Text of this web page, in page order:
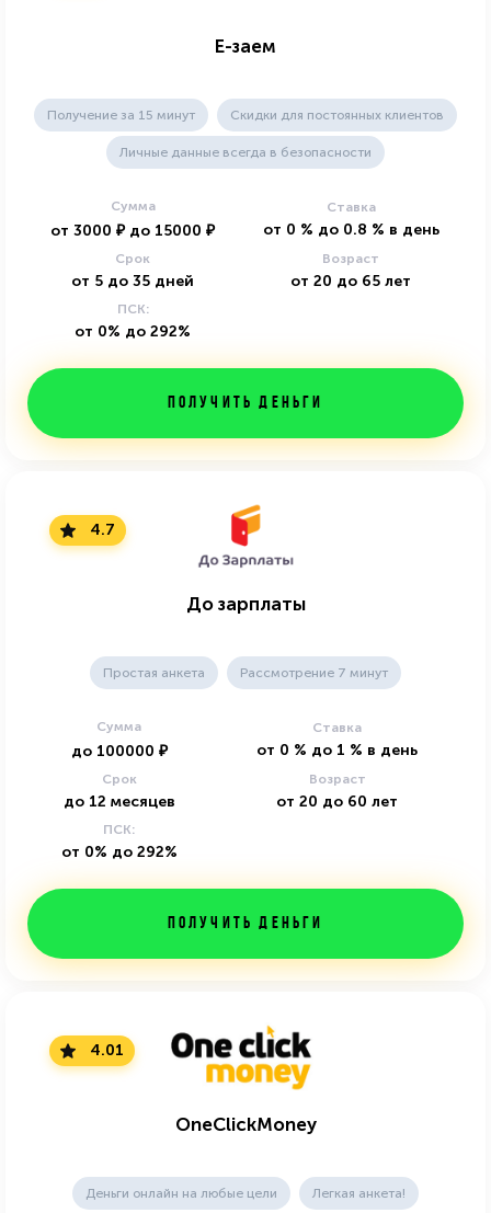
Е-заем
Получение за 15 минут Скидки для постоянных клиентов
Личные данные всегда в безопасности
Сумма
от 3000 ₽ до 15000 ₽
Ставка
от 0 % до 0.8 % в день
Срок
от 5 до 35 дней
Возраст
от 20 до 65 лет
ПСК:
от 0% до 292%
Получить деньги
4.7
До зарплаты
Простая анкета Рассмотрение 7 минут
Сумма
до 100000 ₽
Ставка
от 0 % до 1 % в день
Срок
до 12 месяцев
Возраст
от 20 до 60 лет
ПСК:
от 0% до 292%
Получить деньги
4.01
OneClickMoney
Деньги онлайн на любые цели Легкая анкета!